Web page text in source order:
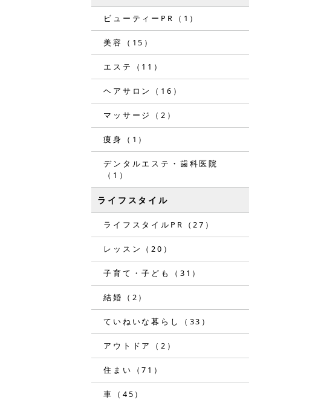
ビューティーPR（1）
美容（15）
エステ（11）
ヘアサロン（16）
マッサージ（2）
痩身（1）
デンタルエステ・歯科医院
（1）
ライフスタイル
ライフスタイルPR（27）
レッスン（20）
子育て・子ども（31）
結婚（2）
ていねいな暮らし（33）
アウトドア（2）
住まい（71）
車（45）